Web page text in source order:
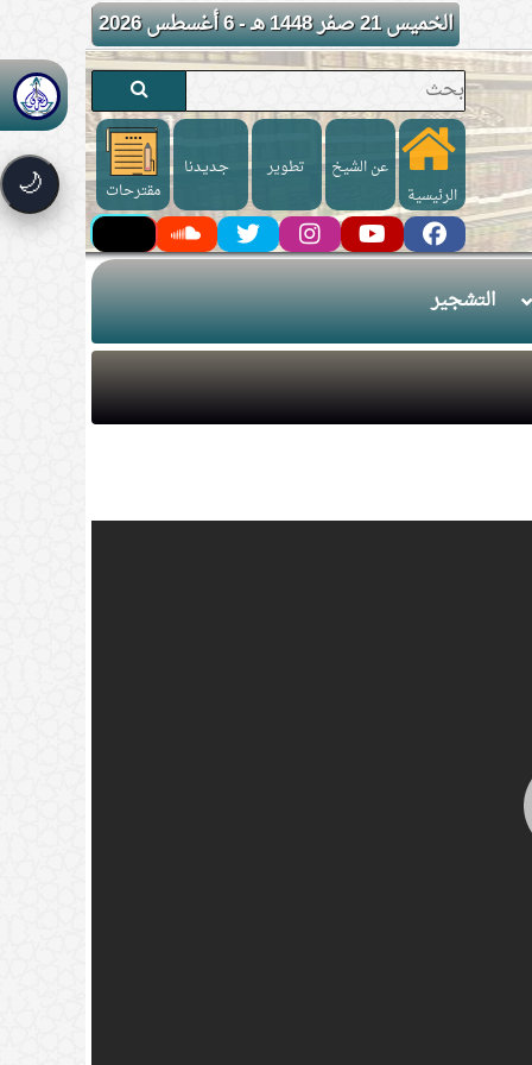
الخميس 21 صفر 1448 هـ - 6 أغسطس 2026
🌙 الرئيسية
عن الشيخ تطوير
جـديـدنا
مقترحات
التشجير
تجدوه) حديث نبوي؟
{فَيَقُولَ رَبِّ